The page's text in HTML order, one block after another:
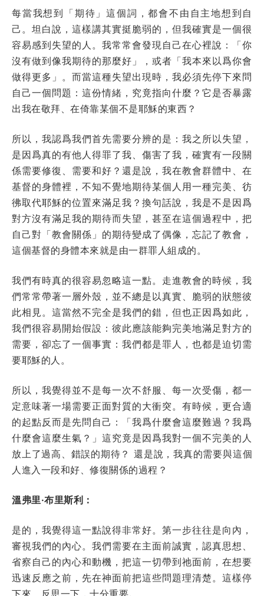
每當我想到「期待」這個詞，都會不由自主地想到自
己。坦白說，這樣講其實挺脆弱的，但我確實是一個很
容易感到失望的人。我常常會發現自己在心裡說：「你
沒有做到像我期待的那麼好」，或者「我本來以爲你會
做得更多」。而當這種失望出現時，我必須先停下來問
自己一個問題：這份情緒，究竟指向什麼？它是否暴露
出我在敬拜、在倚靠某個不是耶穌的東西？
所以，我認爲我們首先需要分辨的是：我之所以失望，
是因爲真的有他人得罪了我、傷害了我，確實有一段關
係需要修復、需要和好？還是說，我在教會群體中、在
基督的身體裡，不知不覺地期待某個人用一種完美、彷
彿取代耶穌的位置來滿足我？換句話說，我是不是因爲
對方沒有滿足我的期待而失望，甚至在這個過程中，把
自己對「教會關係」的期待變成了偶像，忘記了教會，
這個基督的身體本來就是由一群罪人組成的。
我們有時真的很容易忽略這一點。走進教會的時候，我
們常常帶著一層外殼，並不總是以真實、脆弱的狀態彼
此相見。這當然不完全是我們的錯，但也正因爲如此，
我們很容易開始假設：彼此應該能夠完美地滿足對方的
需要，卻忘了一個事實：我們都是罪人，也都是迫切需
要耶穌的人。
所以，我覺得並不是每一次不舒服、每一次受傷，都一
定意味著一場需要正面對質的大衝突。有時候，更合適
的起點反而是先問自己：「我爲什麼會這麼難過？我爲
什麼會這麼生氣？」這究竟是因爲我對一個不完美的人
放上了過高、錯誤的期待？ 還是說，我真的需要與這個
人進入一段和好、修復關係的過程？
溫弗里·布里斯利：
是的，我覺得這一點說得非常好。第一步往往是向內，
審視我們的內心。我們需要在主面前誠實，認真思想、
省察自己的內心和動機，把這一切帶到祂面前，在想要
迅速反應之前，先在神面前把這些問題理清楚。這樣停
下來、反思一下，十分重要。